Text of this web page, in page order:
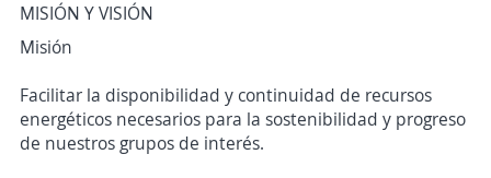
MISIÓN Y VISIÓN
Misión
Facilitar la disponibilidad y continuidad de recursos
energéticos necesarios para la sostenibilidad y progreso
de nuestros grupos de interés.